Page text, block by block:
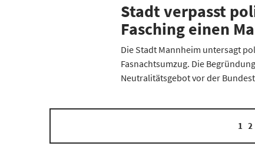
Stadt verpasst
Fasching einen
Die Stadt Mannheim untersagt
Fasnachtsumzug. Die
Neutralitätsgebot vor der
1 2